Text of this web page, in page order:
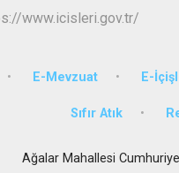
E-Mevzuat E-
Sıfır Atık
Ağalar Mahallesi